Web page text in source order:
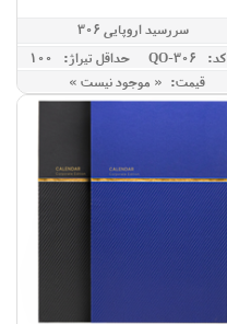
سررسید اروپایی 306
کد: QO-306
حداقل تيراژ: 100
قیمت: « موجود نیست »